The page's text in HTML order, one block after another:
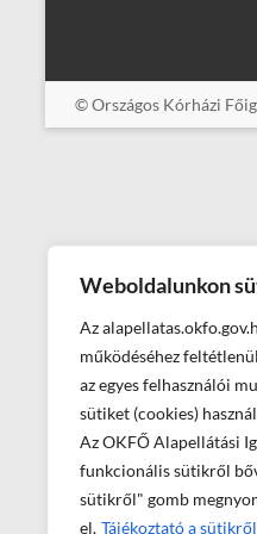
Weboldalunkon
Az
működéséhez
az egyes felhasználói
sütiket (cookies)
Az OKFŐ Alapellátási
funkcionális sütikről
sütikről" gomb
el. Tájékoztató a sütikről
© Országos Kórházi